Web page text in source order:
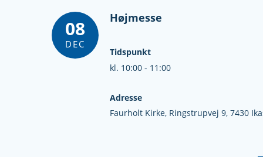
08
DEC
Højmesse
Tidspunkt
kl. 10:00 - 11:00
Adresse
Faurholt Kirke, Ringstrupvej 9,7430